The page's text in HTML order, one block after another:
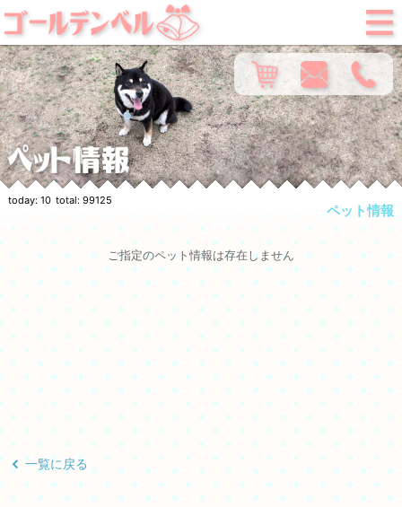
today: 10 total: 99125
ペット情報
ご指定のペット情報は存在しません
一覧に戻る